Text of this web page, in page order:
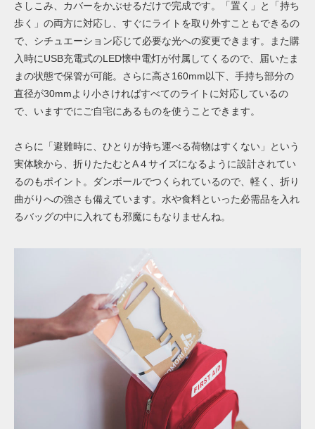
さしこみ、カバーをかぶせるだけで完成です。「置く」と「持ち
歩く」の両方に対応し、すぐにライトを取り外すこともできるの
で、シチュエーション応じて必要な光への変更できます。また購
入時にUSB充電式のLED懐中電灯が付属してくるので、届いたま
まの状態で保管が可能。さらに高さ160mm以下、手持ち部分の
直径が30mmより小さければすべてのライトに対応しているの
で、いますでにご自宅にあるものを使うことできます。
さらに「避難時に、ひとりが持ち運べる荷物はすくない」という
実体験から、折りたたむとA４サイズになるように設計されてい
るのもポイント。ダンボールでつくられているので、軽く、折り
曲がりへの強さも備えています。水や食料といった必需品を入れ
るバッグの中に入れても邪魔にもなりませんね。